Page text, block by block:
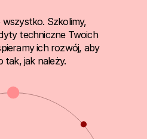
Szkolimy,
techniczne Twoich
ich rozwój, aby
tak, jak należy.